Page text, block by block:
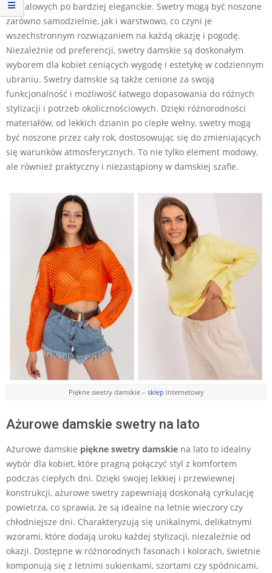
casualowych po bardziej eleganckie. Swetry mogą być noszone
zarówno samodzielnie, jak i warstwowo, co czyni je
wszechstronnym rozwiązaniem na każdą okazję i pogodę.
Niezależnie od preferencji, swetry damskie są doskonałym
wyborem dla kobiet ceniących wygodę i estetykę w codziennym
ubraniu. Swetry damskie są także cenione za swoją
funkcjonalność i możliwość łatwego dopasowania do różnych
stylizacji i potrzeb okolicznościowych. Dzięki różnorodności
materiałów, od lekkich dzianin po ciepłe wełny, swetry mogą
być noszone przez cały rok, dostosowując się do zmieniających
się warunków atmosferycznych. To nie tylko element modowy,
ale również praktyczny i niezastąpiony w damskiej szafie.
Piękne swetry damskie – sklep internetowy
Ażurowe damskie swetry na lato
Ażurowe damskie piękne swetry damskie na lato to idealny
wybór dla kobiet, które pragną połączyć styl z komfortem
podczas ciepłych dni. Dzięki swojej lekkiej i przewiewnej
konstrukcji, ażurowe swetry zapewniają doskonałą cyrkulację
powietrza, co sprawia, że są idealne na letnie wieczory czy
chłodniejsze dni. Charakteryzują się unikalnymi, delikatnymi
wzorami, które dodają uroku każdej stylizacji, niezależnie od
okazji. Dostępne w różnorodnych fasonach i kolorach, świetnie
komponują się z letnimi sukienkami, szortami czy spódnicami,